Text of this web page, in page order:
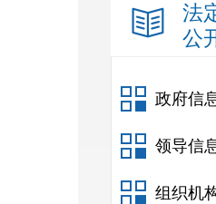
法
公
政府信
领导信
组织机